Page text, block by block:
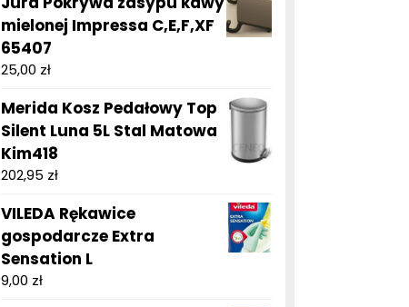
mielonej Impressa C,E,F,XF
65407
25,00 zł
Merida Kosz Pedałowy Top
Silent Luna 5L Stal Matowa
Kim418
202,95 zł
VILEDA Rękawice
gospodarcze Extra
Sensation L
9,00 zł